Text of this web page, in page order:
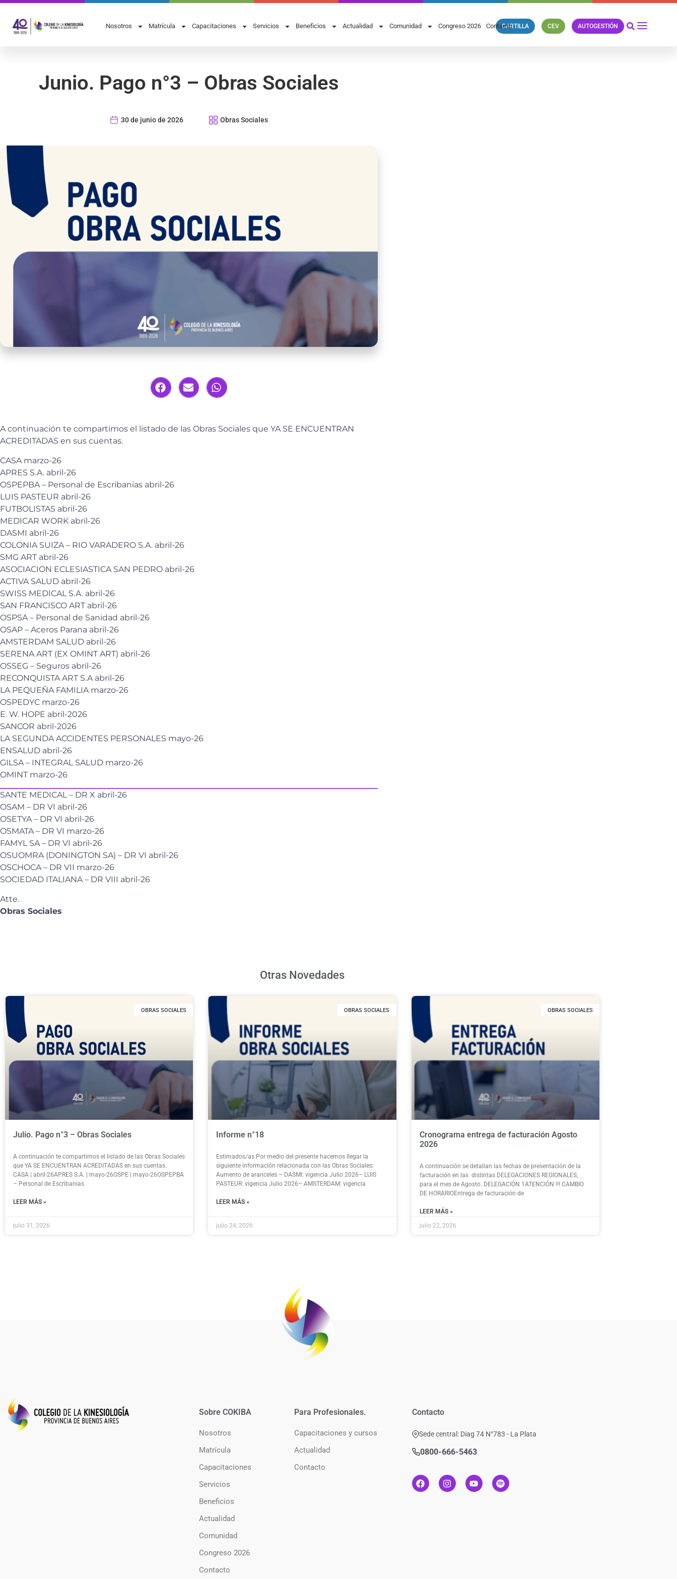
Nosotros Matrícula Capacitaciones Servicios Beneficios Actualidad Comunidad Congreso 2026 ContactoCARTILLA CEV AUTOGESTIÓN
Junio. Pago n°3 – Obras Sociales
30 de junio de 2026 Obras Sociales
A continuación te compartimos el listado de las Obras Sociales que YA SE ENCUENTRAN
ACREDITADAS en sus cuentas.
CASA marzo-26
APRES S.A. abril-26
OSPEPBA – Personal de Escribanias abril-26
LUIS PASTEUR abril-26
FUTBOLISTAS abril-26
MEDICAR WORK abril-26
DASMI abril-26
COLONIA SUIZA – RIO VARADERO S.A. abril-26
SMG ART abril-26
ASOCIACION ECLESIASTICA SAN PEDRO abril-26
ACTIVA SALUD abril-26
SWISS MEDICAL S.A. abril-26
SAN FRANCISCO ART abril-26
OSPSA – Personal de Sanidad abril-26
OSAP – Aceros Parana abril-26
AMSTERDAM SALUD abril-26
SERENA ART (EX OMINT ART) abril-26
OSSEG – Seguros abril-26
RECONQUISTA ART S.A abril-26
LA PEQUEÑA FAMILIA marzo-26
OSPEDYC marzo-26
E. W. HOPE abril-2026
SANCOR abril-2026
LA SEGUNDA ACCIDENTES PERSONALES mayo-26
ENSALUD abril-26
GILSA – INTEGRAL SALUD marzo-26
OMINT marzo-26
SANTE MEDICAL – DR X abril-26
OSAM – DR VI abril-26
OSETYA – DR VI abril-26
OSMATA – DR VI marzo-26
FAMYL SA – DR VI abril-26
OSUOMRA (DONINGTON SA) – DR VI abril-26
OSCHOCA – DR VII marzo-26
SOCIEDAD ITALIANA – DR VIII abril-26
Atte.
Obras Sociales
Otras Novedades
OBRAS SOCIALES
Julio. Pago n°3 – Obras Sociales
A continuación te compartimos el listado de las Obras Sociales
que YA SE ENCUENTRAN ACREDITADAS en sus cuentas.
CASA | abril-26APRES S.A. | mayo-26OSPE | mayo-26OSPEPBA
– Personal de Escribanias
LEER MÁS »
julio 31, 2026
OBRAS SOCIALES
Informe n°18
Estimados/as Por medio del presente hacemos llegar la
siguiente información relacionada con las Obras Sociales:
Aumento de aranceles – DASMI: vigencia Julio 2026– LUIS
PASTEUR: vigencia Julio 2026– AMSTERDAM: vigencia
LEER MÁS »
julio 24, 2026
OBRAS SOCIALES
Cronograma entrega de facturación Agosto
2026
A continuación se detallan las fechas de presentación de la
facturación en las distintas DELEGACIONES REGIONALES,
para el mes de Agosto. DELEGACIÓN 1ATENCIÓN !!! CAMBIO
DE HORARIOEntrega de facturación de
LEER MÁS »
julio 22, 2026
Sobre COKIBA
Nosotros
Matrícula
Capacitaciones
Servicios
Beneficios
Actualidad
Comunidad
Congreso 2026
Contacto
Para Profesionales.
Capacitaciones y cursos
Actualidad
Contacto
Contacto
Sede central: Diag 74 N°783 - La Plata
0800-666-5463